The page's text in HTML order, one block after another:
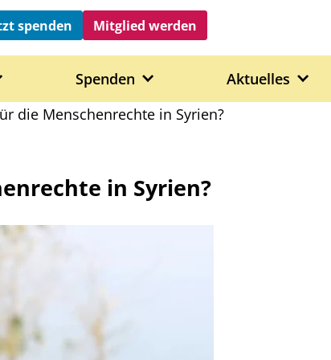
spenden Mitglied werden
Spenden Aktuelles
die Menschenrechte in Syrien?
in Syrien?